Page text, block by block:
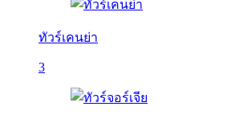
ทัวร์เคนย่า
3